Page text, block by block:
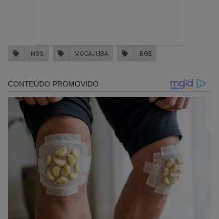
INSS MOCAJUBA IBGE